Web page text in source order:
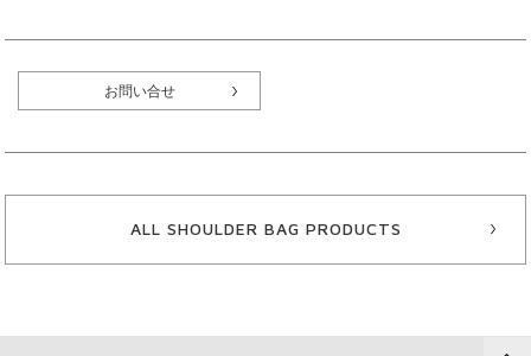
お問い合せ
ALL SHOULDER BAG PRODUCTS